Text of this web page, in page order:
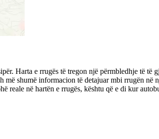
Harta e rrugës të tregon një përmbledhje të
më shumë informacion të detajuar mbi rrugën
reale në hartën e rrugës, kështu që e di kur